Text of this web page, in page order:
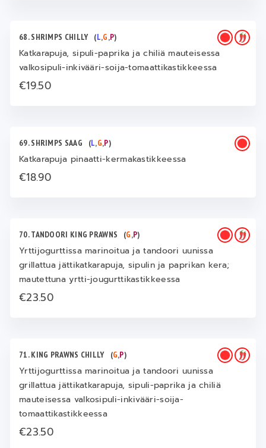
68. SHRIMPS CHILLY (L,G,P)
Katkarapuja, sipuli-paprika ja chiliä mauteisessa
valkosipuli-inkivääri-soija-tomaattikastikkeessa
€19.50
69. SHRIMPS SAAG (L,G,P)
Katkarapuja pinaatti-kermakastikkeessa
€18.90
70. TANDOORI KING PRAWNS (G,P)
Yrttijogurttissa marinoitua ja tandoori uunissa
grillattua jättikatkarapuja, sipulin ja paprikan kera;
mautettuna yrtti-jougurttikastikkeessa
€23.50
71. KING PRAWNS CHILLY (G,P)
Yrttijogurttissa marinoitua ja tandoori uunissa
grillattua jättikatkarapuja, sipuli-paprika ja chiliä
mauteisessa valkosipuli-inkivääri-soija-
tomaattikastikkeessa
€23.50